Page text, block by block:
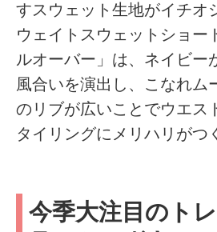
すスウェット生地がイチオ
ウェイトスウェットショー
ルオーバー」は、ネイビー
風合いを演出し、こなれム
のリブが広いことでウエス
タイリングにメリハリがつ
今季大注目のト